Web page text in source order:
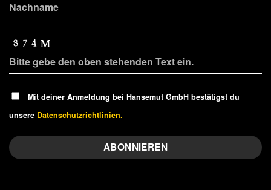
Mit deiner Anmeldung bei Hansemut GmbH bestätigst du
unsere Datenschutzrichtlinien.